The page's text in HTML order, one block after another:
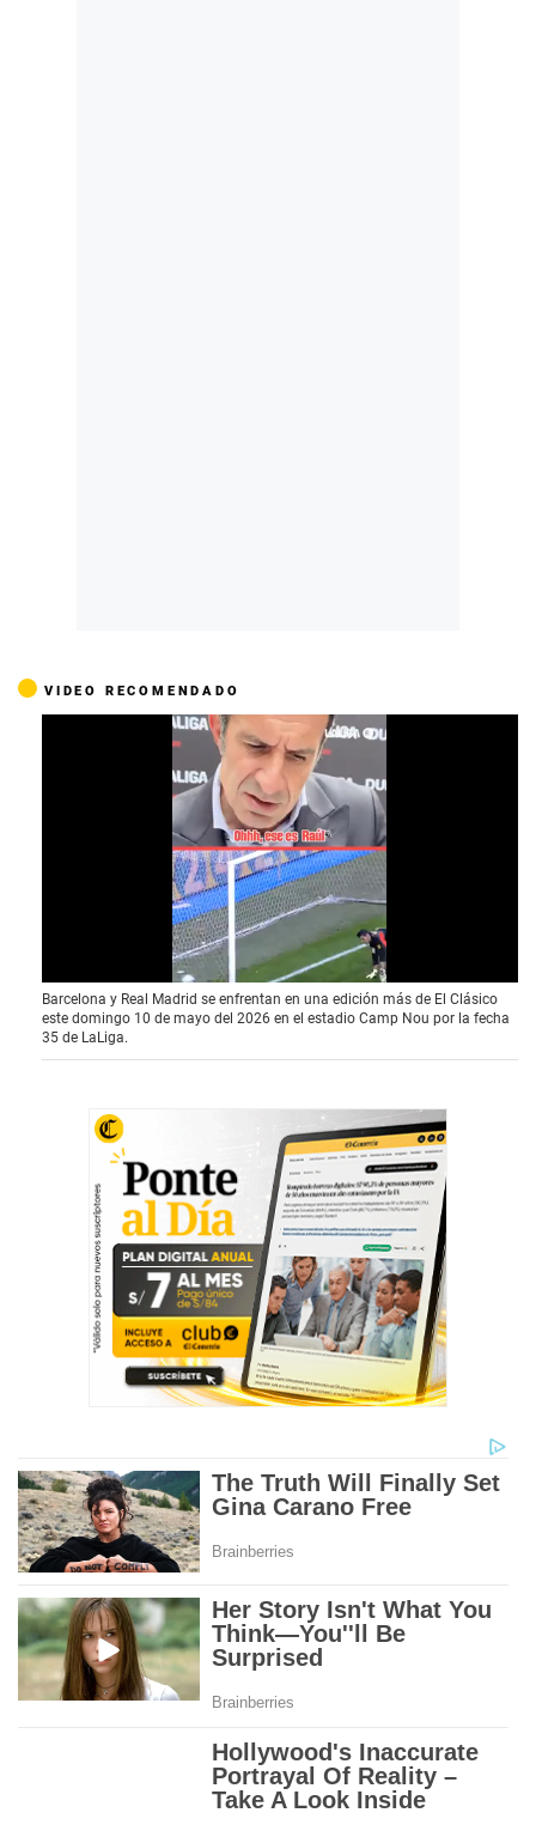
VIDEO RECOMENDADO
0
o
f
3
3
Barcelona y Real Madrid se enfrentan en una edición más de El Clásico
este domingo 10 de mayo del 2026 en el estadio Camp Nou por la fecha
35 de LaLiga.